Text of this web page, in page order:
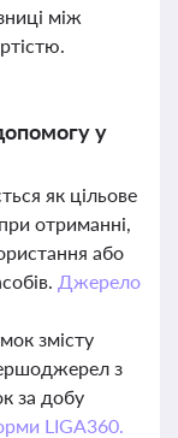
між
у
як цільове
отриманні,
або
Джерело
змісту
з
за добу
LIGA360.